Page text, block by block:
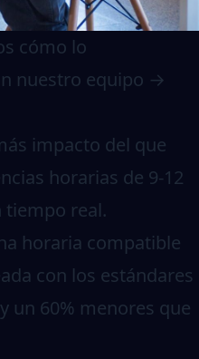
cómo lo
nuestro equipo →
impacto del que
horarias de 9-12
tiempo real.
horaria compatible
con los estándares
un 60% menores que